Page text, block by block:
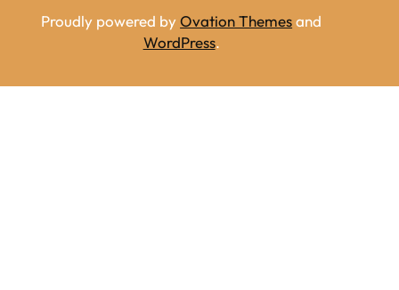
Proudly powered byOvation Themesand
WordPress.